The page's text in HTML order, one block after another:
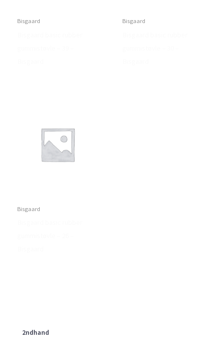
2ndhand
Bisgaard Bisgaard
Bisgaard